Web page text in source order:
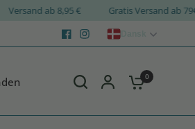
Versand ab 8,95 € Gratis Versand
0